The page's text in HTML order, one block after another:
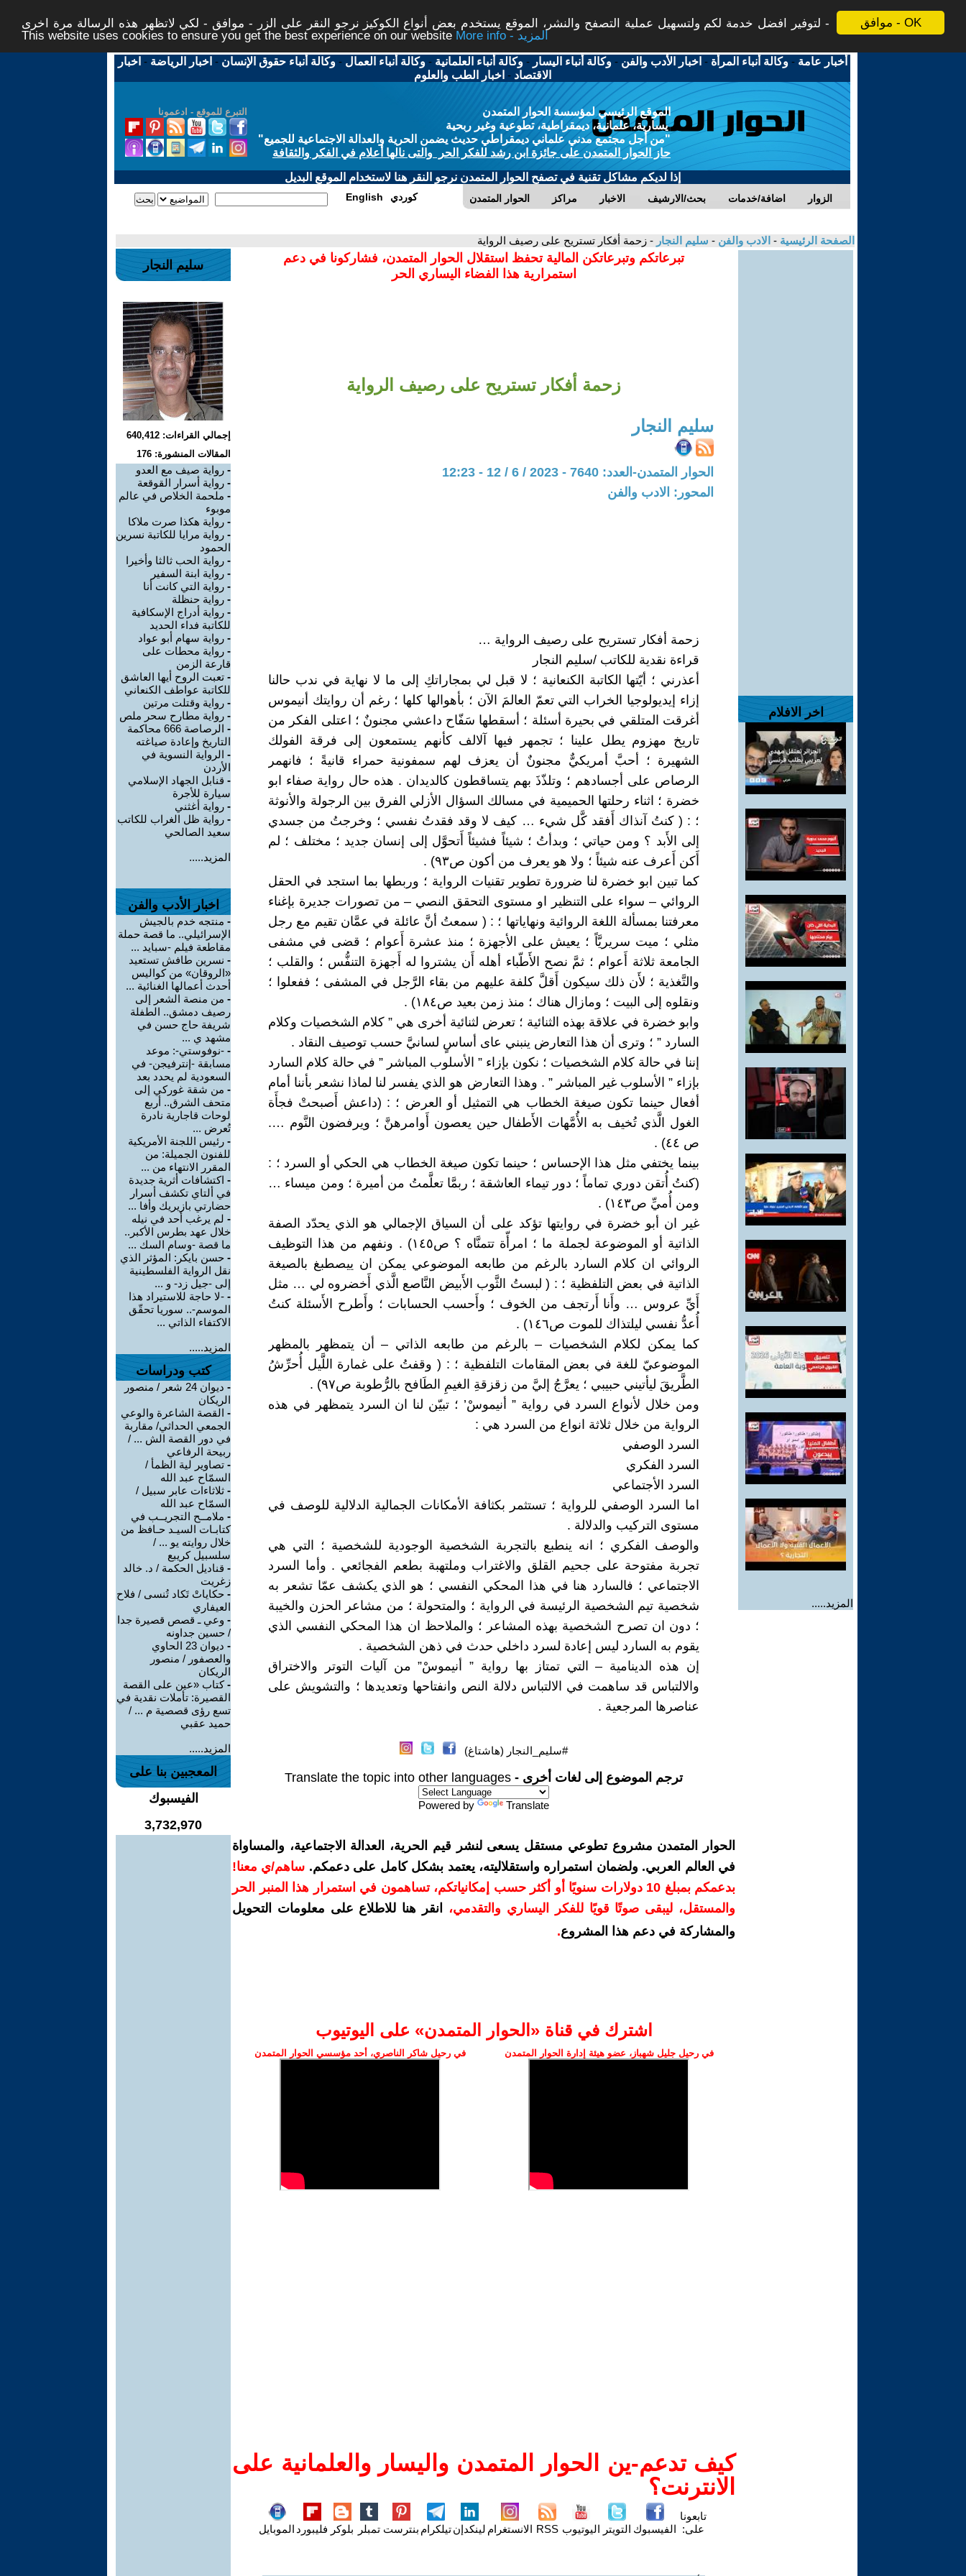
موافق - OK
لتوفير افضل خدمة لكم ولتسهيل عملية التصفح والنشر، الموقع يستخدم بعض أنواع الكوكيز نرجو النقر على الزر - موافق - لكي لاتظهر هذه الرسالة مرة اخرى -
This website uses cookies to ensure you get the best experience on our website
More info - المزيد
أخبار عامة -وكالة أنباء المرأة - اخبار الأدب والفن -وكالة أنباء اليسار -وكالة أنباء العلمانية -وكالة أنباء العمال -وكالة أنباء حقوق الإنسان - اخبار الرياضة - اخبار
الاقتصاد - اخبار الطب والعلوم
التبرع للموقع - ادعمونا
الموقع الرئيسي لمؤسسة الحوار المتمدن
يسارية، علمانية، ديمقراطية، تطوعية وغير ربحية
"من أجل مجتمع مدني علماني ديمقراطي حديث يضمن الحرية والعدالة الاجتماعية للجميع"
حاز الحوار المتمدن على جائزة ابن رشد للفكر الحر والتى نالها أعلام في الفكر والثقافة
إذا لديكم مشاكل تقنية في تصفح الحوار المتمدن نرجو النقر هنا لاستخدام الموقع البديل
الحوار المتمدن مراكز الاخبار بحث/الارشيف اضافة/خدمات الزوار English كوردي
الصفحة الرئيسية - الادب والفن - سليم النجار - زحمة أفكار تستريح على رصيف الرواية
اخر الافلام
المزيد.....
تبرعاتكم وتبرعاتكن المالية تحفظ استقلال الحوار المتمدن، فشاركونا في دعم
استمرارية هذا الفضاء اليساري الحر
زحمة أفكار تستريح على رصيف الرواية
سليم النجار
الحوار المتمدن-العدد: 7640 - 2023 / 6 / 12 - 12:23
المحور: الادب والفن
زحمة أفكار تستريح على رصيف الرواية …
قراءة نقدية للكاتب /سليم النجار
أعذرني ؛ أيّتها الكاتبة الكنعانية ؛ لا قبل لي بمجاراتكِ إلى ما لا نهاية في ندب حالنا
إزاء إيديولوجيا الخراب التي تعمّ العالمَ الآن ؛ بأهوالها كلها ؛ رغم أن روايتك أنيموس
أغرقت المتلقي في بحيرة أسئلة ؛ أسقطها سَفّاح داعشي مجنونٌ ؛ اعتلى الفكر من
تاريخ مهزوم يطل علينا ؛ تجمهر فيها آلالف كأنهم يستمعون إلى فرقة الفولك
الشهيرة ؛ أحبَّ أمريكيٌّ مجنونٌ أن يعزف لهم سمفونية حمراء قانيةً ؛ فانهمر
الرصاص على أجسادهم ؛ وتلذّذَ بهم يتساقطون كالديدان . هذه حال رواية صفاء ابو
خضرة ؛ اثناء رحلتها الحميمية في مسالك السؤال الأزلي الفرق بين الرجولة والأنوثة
؛ : ( كنتُ آنذاك أَفقد كَّل شيء … كيف لا وقد فقدتُ نفسي ؛ وخرجتُ من جسدي
إلى الأَبد ؟ ومن حياتي ؛ وبدأتُ ؛ شيئاً فشيئاً أَتحوَّل إلى إنسان جديد ؛ مختلف ؛ لم
أَكن أَعرف عنه شيئاً ؛ ولا هو يعرف من أكون ص٩٣) .
كما تبين ابو خضرة لنا ضرورة تطوير تقنيات الرواية ؛ وربطها بما استجد في الحقل
الروائي – سواء على التنظير او مستوى التحقق النصي – من تصورات جديرة بإغناء
معرفتنا بمسألة اللغة الروائية ونهاياتها ؛ : ( سمعتُ أنَّ عائلة في عمَّان تقيم مع رجل
مثلي ؛ ميت سريريَّاً ؛ يعيش على الأجهزة ؛ منذ عشرة أَعوام ؛ قضى في مشفى
الجامعة ثلاثة أَعوام ؛ ثمَّ نصح الأَطّباء أهله أَن يشتروا له أَجهزة التنفُّس ؛ والقلب ؛
والتَّغذية ؛ لأَن ذلك سيكون أَقلَّ كلفة عليهم من بقاء الرَّجل في المشفى ؛ ففعلوا ؛
ونقلوه إلى البيت ؛ ومازال هناك ؛ منذ زمن بعيد ص١٨٤) .
وابو خضرة في علاقة بهذه الثنائية ؛ تعرض لثنائية أخرى هي ” كلام الشخصيات وكلام
السارد ” ؛ وترى أن هذا التعارض ينبني عاى أساسٍ لسانيَّ حسب توصيف النقاد .
إننا في حالة كلام الشخصيات ؛ نكون بإزاء ” الأسلوب المباشر ” في حالة كلام السارد
بإزاء ” الأسلوب غير المباشر ” . وهذا التعارض هو الذي يفسر لنا لماذا نشعر بأننا أمام
أفعال حينما تكون صيغة الخطاب هي التمثيل أو العرض ؛ : (داعش أَصبحتْ فجأَة
الغول الَّذي تُخيف به الأُمَّهات الأَطفال حين يعصون أَوامرهنَّ ؛ ويرفضون النَّوم ….
ص ٤٤) .
بينما يختفي مثل هذا الإحساس ؛ حينما تكون صيغة الخطاب هي الحكي أو السرد ؛ :
(كنتُ أُتقن دوري تماماً ؛ دور تيماء العاشقة ؛ ربمَّا تعلَّمتُ من أميرة ؛ ومن ميساء …
ومن أُميِّ ص١٤٣) .
غير ان أبو خضرة في روايتها تؤكد على أن السياق الإجمالي هو الذي يحدّد الصفة
الذاتية أو الموضوعة لجملة ما ؛ امرأّة تتمنَّاه ؟ ص١٤٥) . ونفهم من هذا التوظيف
الروائي ان كلام السارد بالرغم من طابعه الموضوعي يمكن ان ييصطبغ بالصيغة
الذاتية في بعض التلفظية ؛ : ( لبستُ الثَّوب الأَبيض النَّاصع الَّذي أَخضروه لي … مثل
أَيِّ عروس … وأَنا أَرتجف من الخوف ؛ وأَحسب الحسابات ؛ وأَطرح الأَسئلة كنتُ
أُعدُّ نفسي ليلتذاك للموت ص١٤٦) .
كما يمكن لكلام الشخصيات – بالرغم من طابعه الذاتي – أن يتمظهر بالمظهر
الموضوعيّ للغة في بعض المقامات التلفظية ؛ : ( وقفتُ على غمارة اللَّيل أُحرِّشُ
الطَّريقَ ليأتيني حبيبي ؛ يعرَّجُ إليَّ من زقزقةِ الغيمِ الطَافح بالرُّطوبة ص٩٧) .
ومن خلال لأنواع السرد في رواية ” أنيموسْ’ ؛ تبيّن لنا ان السرد يتمظهر في هذه
الرواية من خلال ثلاثة انواع من السرد هي :
السرد الوصفي
السرد الفكري
السرد الأجتماعي
اما السرد الوصفي للرواية ؛ تستثمر بكثافة الأمكانات الجمالية الدلالية للوصف في
مستوى التركيب والدلالة .
والوصف الفكري ؛ انه ينطبع بالتجربة الشخصية الوجودية للشخصية ؛ التي هي
تجربة مفتوحة على جحيم القلق والاغتراب وملتهبة بطعم الفجائعي . وأما السرد
الاجتماعي ؛ فالسارد هنا في هذا المحكي النفسي ؛ هو الذي يكشف عمّا تشعر به
شخصية تيم الشخصية الرئيسة في الرواية ؛ والمتحولة ؛ من مشاعر الحزن والخيبة
؛ دون ان تصرح الشخصية بهذه المشاعر ؛ والملاحظ ان هذا المحكي النفسي الذي
يقوم به السارد ليس إعادة لسرد داخلي حدث في ذهن الشخصية .
إن هذه الدينامية – التي تمتاز بها رواية ” أنيموسْ” من آليات التوتر والاختراق
والالتباس قد ساهمت في الالتباس دلالة النص وانفتاحها وتعديدها ؛ والتشويش على
عناصرها المرجعية .
#سليم_النجار (هاشتاغ)
ترجم الموضوع إلى لغات أخرى - Translate the topic into other languages
Powered by Translate
الحوار المتمدن مشروع تطوعي مستقل يسعى لنشر قيم الحرية، العدالة الاجتماعية، والمساواة
في العالم العربي. ولضمان استمراره واستقلاليته، يعتمد بشكل كامل على دعمكم. ساهم/ي معنا!
بدعمكم بمبلغ 10 دولارات سنويًا أو أكثر حسب إمكانياتكم، تساهمون في استمرار هذا المنبر الحر
والمستقل، ليبقى صوتًا قويًا للفكر اليساري والتقدمي،
انقر هنا للاطلاع على معلومات التحويل
والمشاركة في دعم هذا المشروع.
اشترك في قناة ‫«الحوار المتمدن» على اليوتيوب
في رحيل جليل شهباز، عضو هيئة إدارة الحوار المتمدن في رحيل شاكر الناصري، أحد مؤسسي الحوار المتمدن
كيف تدعم-ين الحوار المتمدن واليسار والعلمانية على
الانترنت؟
تابعونا
على: الفيسبوك التويتر اليوتيوب RSS الانستغرام لينكدإنتيلكرام بنترست تمبلر بلوكر فليبورد الموبايل
سليم النجار
إجمالي القراءات: 640,412
المقالات المنشورة: 176
- رواية صيف مع العدو
- رواية أسرار القوقعة
- ملحمة الخلاص في عالم
موبوء
- رواية هكذا صرت ملاكا
- رواية مرايا للكاتبة نسرين
الحمود
- رواية الحب ثالثا وأخيرا
- رواية ابنة السفير
- رواية التي كانت أنا
- رواية حنظلة
- رواية أدراج الإسكافية
للكاتبة فداء الحديد
- رواية سهام أبو عواد
- رواية محطات على
قارعة الزمن
- تعبت الروح أيها العاشق
للكاتبة عواطف الكنعاني
- رواية وقتلت مرتين
- رواية مطارح سحر ملص
-
الرصاصة 666 محاكمة
التاريخ وإعادة صياغته
- الرواية النسوية في
الأردن
- قنابل الجهاد الإسلامي
سيارة للأجرة
- رواية أغثني
- رواية ظل الغراب للكاتب
سعيد الصالحي
المزيد.....
اخبار الأدب والفن
- منتجه خدم بالجيش
الإسرائيلي.. ما قصة حملة
مقاطعة فيلم -سبايد ...
- نسرين طافش تستعيد
«الروقان» من كواليس
أحدث أعمالها الغنائية ...
- من منصة الشعر إلى
رصيف دمشق.. الطفلة
شريفة حاج حسن في
مشهد ي ...
- -نوفوستي-: موعد
مسابقة -إنترفيجن- في
السعودية لم يحدد بعد
- من شقة غوركي إلى
متحف الشرق.. أربع
لوحات قاجارية نادرة
تُعرض ...
- رئيس اللجنة الأمريكية
للفنون الجميلة: من
المقرر الانتهاء من ...
- اكتشافات أثرية جديدة
في ألتاي تكشف أسرار
حضارتي بازيريك وأفا ...
- لم يرغب أحد في نيله
خلال عهد بطرس الأكبر..
ما قصة -وسام السك ...
- حسن بايكر: المؤثر الذي
نقل الرواية الفلسطينية
إلى -جيل زد- و ...
- -لا حاجة للاستيراد هذا
الموسم-.. سوريا تحقّق
الاكتفاء الذاتي ...
المزيد.....
كتب ودراسات
-
ديوان 24 شعر / منصور
الريكان
- القصة الشاعرة والوعي
الجمعي الحداثي/ مقاربة
في دور القصة الش ... /
ربيحة الرفاعي
- تصاوير لية الظمأ /
السمّاح عبد الله
- ثلاثاءات عابر سبيل /
السمّاح عبد الله
- ملامــح التجريــب في
كتابـات السيـد حـافظ من
خلال روايته يو ... /
سلسبيل كريبع
- قناديل الحكمة / د. خالد
زغريت
- حكاياتْ تَكاد تُنسى / فلاح
العيفاري
- وعي ـ قصص قصيرة جدا
/ حسين جداونه
-
ديوان 23 الحاوي
والعصفور / منصور
الريكان
-كتاب «عين على القصة
القصيرة: تأملات نقدية في
تسع رؤى قصصية م ... /
حميد عقبي
المزيد.....
المعجبين بنا على
الفيسبوك
3,732,970